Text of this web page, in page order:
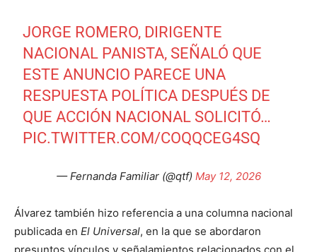
JORGE ROMERO, DIRIGENTE
NACIONAL PANISTA, SEÑALÓ QUE
ESTE ANUNCIO PARECE UNA
RESPUESTA POLÍTICA DESPUÉS DE
QUE ACCIÓN NACIONAL SOLICITÓ…
PIC.TWITTER.COM/COQQCEG4SQ
— Fernanda Familiar (@qtf) May 12, 2026
Álvarez también hizo referencia a una columna nacional
publicada en El Universal, en la que se abordaron